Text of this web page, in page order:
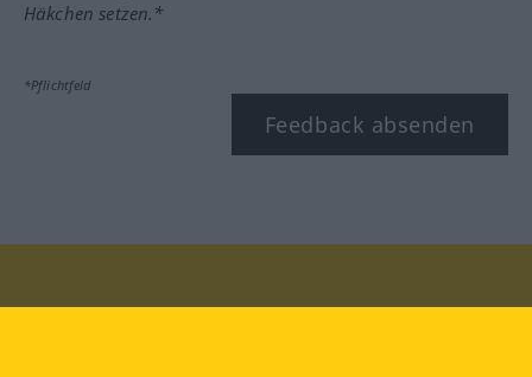
Häkchen setzen.*
*Pflichtfeld
Feedback absenden
Besuchen Sie uns auf: